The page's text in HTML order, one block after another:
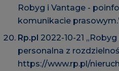
Robyg i Vantage -
komunikacie
Rp.pl 2022-10-21
personalna z
https://www.rp.pl/